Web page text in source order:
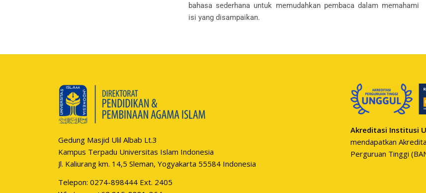
bahasa sederhana untuk memudahkan pembaca dalam memahami
isi yang disampaikan.
Gedung Masjid Ulil Albab Lt.3
Kampus Terpadu Universitas Islam Indonesia
Jl. Kaliurang km. 14,5 Sleman, Yogyakarta 55584 Indonesia
Telepon: 0274-898444 Ext. 2405
Akreditasi Institusi
mendapatkan
Perguruan Tinggi